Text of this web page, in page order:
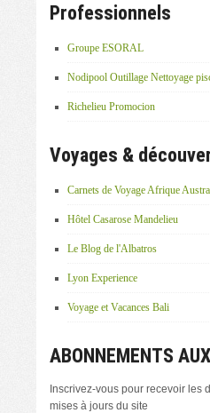
Professionnels
Groupe ESORAL
Nodipool Outillage Nettoyage
Richelieu Promocion
Voyages &
Carnets de Voyage Afrique
Hôtel Casarose Mandelieu
Le Blog de l'Albatros
Lyon Experience
Voyage et Vacances Bali
ABONNEMENTS
Inscrivez-vous pour recevoir les
mises à jours du site